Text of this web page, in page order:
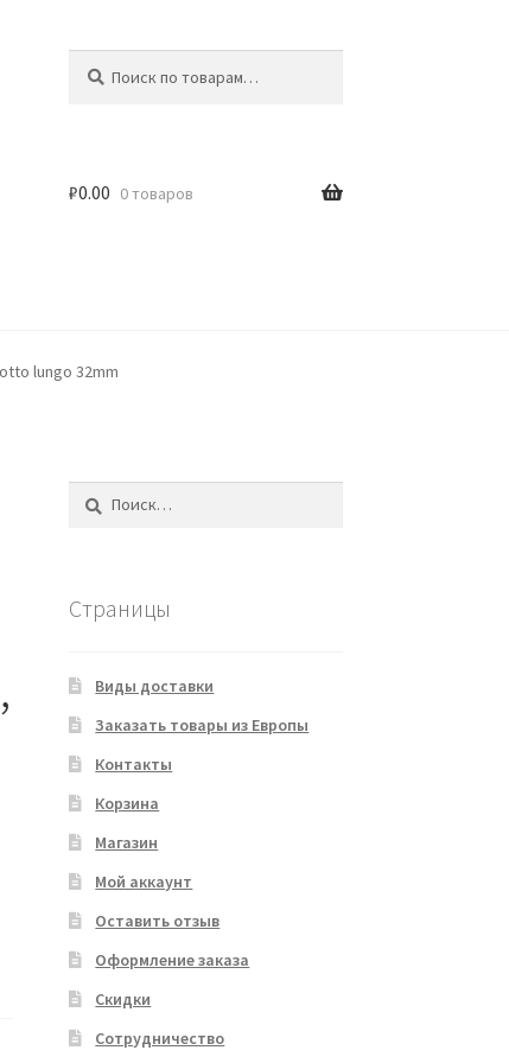
₽0.00 0 товаров
lungo 32mm
Страницы
Виды доставки
Заказать товары из Европы
Контакты
Корзина
Магазин
Мой аккаунт
Оставить отзыв
Оформление заказа
Скидки
Сотрудничество